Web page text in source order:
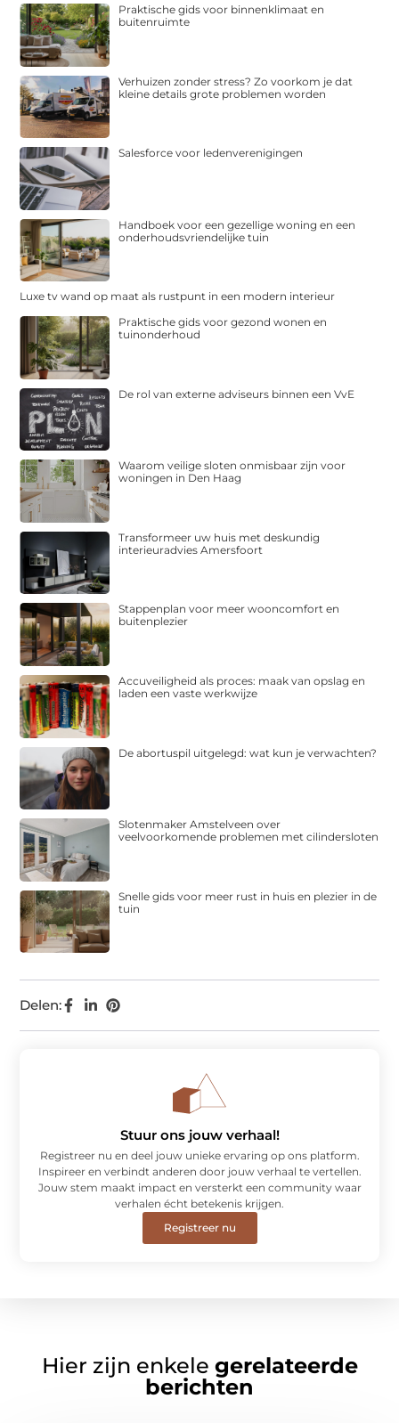
Delen:
Praktische gids voor binnenklimaat en
buitenruimte
Verhuizen zonder stress? Zo voorkom je dat
kleine details grote problemen worden
Salesforce voor ledenverenigingen
Handboek voor een gezellige woning en een
onderhoudsvriendelijke tuin
Luxe tv wand op maat als rustpunt in een modern interieur
Praktische gids voor gezond wonen en
tuinonderhoud
De rol van externe adviseurs binnen een VvE
Waarom veilige sloten onmisbaar zijn voor
woningen in Den Haag
Transformeer uw huis met deskundig
interieuradvies Amersfoort
Stappenplan voor meer wooncomfort en
buitenplezier
Accuveiligheid als proces: maak van opslag en
laden een vaste werkwijze
De abortuspil uitgelegd: wat kun je verwachten?
Slotenmaker Amstelveen over
veelvoorkomende problemen met cilindersloten
Snelle gids voor meer rust in huis en plezier in de
tuin
Stuur ons jouw verhaal!
Registreer nu en deel jouw unieke ervaring op ons platform.
Inspireer en verbindt anderen door jouw verhaal te vertellen.
Jouw stem maakt impact en versterkt een community waar
verhalen écht betekenis krijgen.
Registreer nu
Hier zijn enkele gerelateerde
berichten